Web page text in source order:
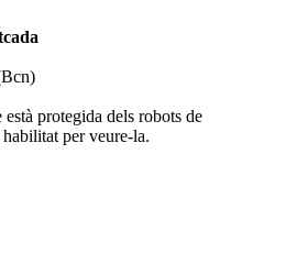
protegida dels robots de
per veure-la.